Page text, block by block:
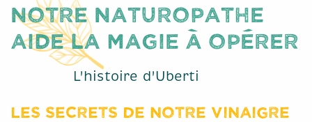
Notre naturopathe
aide la magie à opérer
L'histoire d'Uberti
Les secrets de notre vinaigre